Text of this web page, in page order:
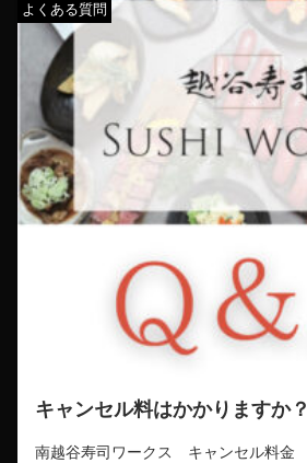
よくある質問
キャンセル料はかかりますか？
南越谷寿司ワークス キャンセル料金